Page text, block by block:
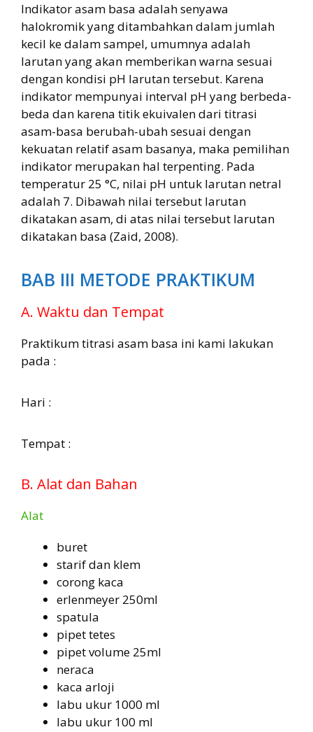
Indikator asam basa adalah senyawa
halokromik yang ditambahkan dalam jumlah
kecil ke dalam sampel, umumnya adalah
larutan yang akan memberikan warna sesuai
dengan kondisi pH larutan tersebut. Karena
indikator mempunyai interval pH yang berbeda-
beda dan karena titik ekuivalen dari titrasi
asam-basa berubah-ubah sesuai dengan
kekuatan relatif asam basanya, maka pemilihan
indikator merupakan hal terpenting. Pada
temperatur 25 °C, nilai pH untuk larutan netral
adalah 7. Dibawah nilai tersebut larutan
dikatakan asam, di atas nilai tersebut larutan
dikatakan basa (Zaid, 2008).
BAB III METODE PRAKTIKUM
A. Waktu dan Tempat
Praktikum titrasi asam basa ini kami lakukan
pada :
Hari :
Tempat :
B. Alat dan Bahan
Alat
buret
starif dan klem
corong kaca
erlenmeyer 250ml
spatula
pipet tetes
pipet volume 25ml
neraca
kaca arloji
labu ukur 1000 ml
labu ukur 100 ml